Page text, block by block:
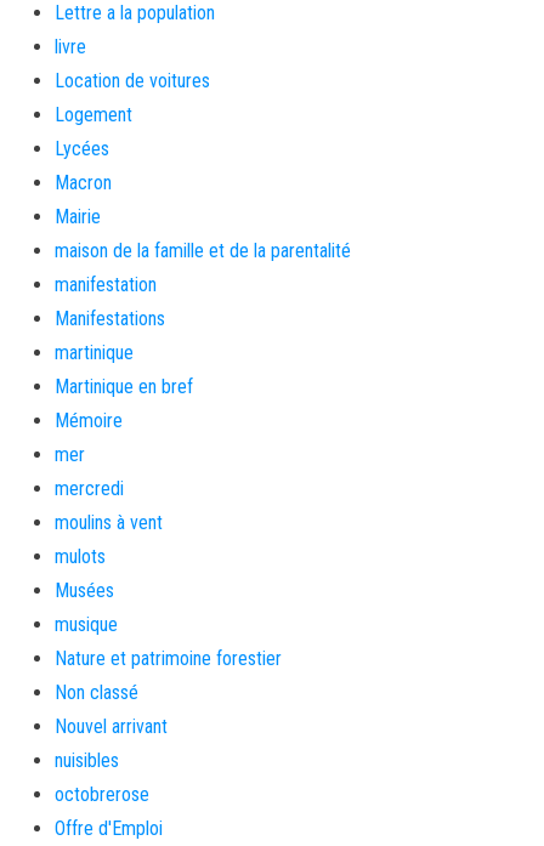
Lettre a la population
livre
Location de voitures
Logement
Lycées
Macron
Mairie
maison de la famille et de la parentalité
manifestation
Manifestations
martinique
Martinique en bref
Mémoire
mer
mercredi
moulins à vent
mulots
Musées
musique
Nature et patrimoine forestier
Non classé
Nouvel arrivant
nuisibles
octobrerose
Offre d'Emploi